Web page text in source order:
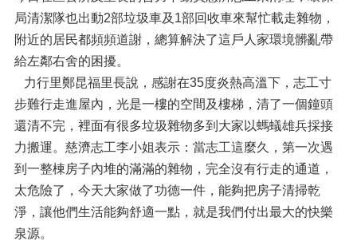
局清潔隊也出動2部垃圾車及1部回收車來幫忙載走雜物，
附近的居民都頻頻道謝，總算解決了這戶人家環境髒亂帶
給左鄰右舍的困擾。
力行里鄭昆福里長說，感謝在35度炎熱高溫下，志工寸
步難行走進屋內，光是一樓的空間及樓梯，清了一個鐘頭
還清不完，裡面有很多垃圾雜物多到大家以螞蟻雄兵採接
力搬運。慈濟志工李小姐表示：當志工這麼久，第一次遇
到一整棟房子內堆的滿滿的雜物，完全沒有行走的通道，
太危險了，今天大家做了功德一件，能夠把房子清掃乾
淨，讓他們生活能夠舒適一點，就是我們付出最大的快樂
泉源。